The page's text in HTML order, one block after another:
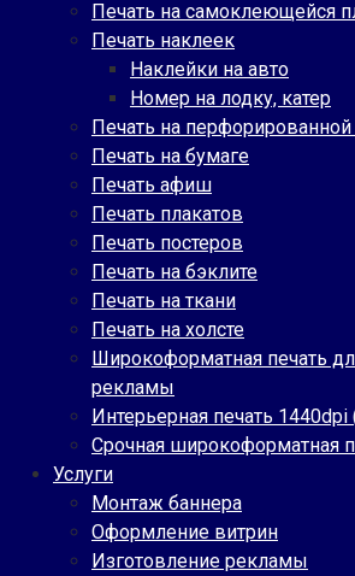
Печать на самоклеющейся
Печать наклеек
Наклейки на авто
Номер на лодку, катер
Печать на
Печать на бумаге
Печать афиш
Печать плакатов
Печать постеров
Печать на бэклите
Печать на ткани
Печать на холсте
Широкоформатная печать
рекламы
Интерьерная печать 1440dpi
Срочная широкоформатная
Услуги
Монтаж баннера
Оформление витрин
Изготовление рекламы